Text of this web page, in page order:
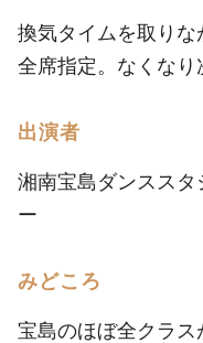
換気タイムを取りな
全席指定。なくなり
出演者
湘南宝島ダンスス
ー
みどころ
宝島のほぼ全クラス